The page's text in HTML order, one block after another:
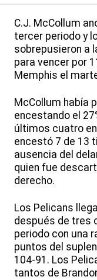
C.J. McCollum
tercer periodo y
sobrepusieron a
para vencer por
Memphis el
McCollum había
encestando el
últimos cuatro
encestó 7 de 13
ausencia del
quien fue
derecho.
Los Pelicans
después de tres
periodo con una
puntos del
104-91. Los
tantos de